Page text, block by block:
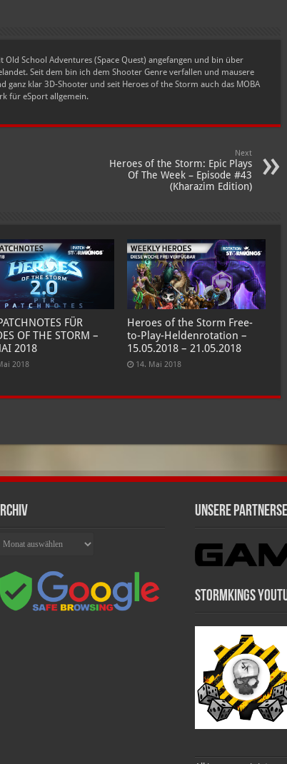
Old School Adventures (Space Quest) angefangen und bin über
Seit dem bin ich dem Shooter Genre verfallen und mausere
ganz klar 3D-Shooter und seit Heroes of the Storm auch das MOBA
für eSport allgemein.
Next
Heroes of the Storm: Epic Plays
Of The Week – Episode #43
(Kharazim Edition)
FÜR
OF THE STORM –
2018
2018
Heroes of the Storm Free-
to-Play-Heldenrotation –
15.05.2018 – 21.05.2018
14. Mai 2018
Unsere
Stormkings